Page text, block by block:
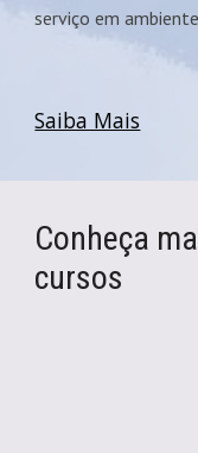
serviço em
Saiba Mais
Conheça
cursos